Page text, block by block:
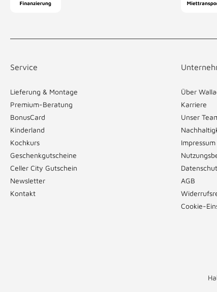
Service
Lieferung & Montage
Premium-Beratung
BonusCard
Kinderland
Kochkurs
Geschenkgutscheine
Celler City Gutschein
Newsletter
Kontakt
Über
Karriere
Unser
Impressum
AGB
Cookie-